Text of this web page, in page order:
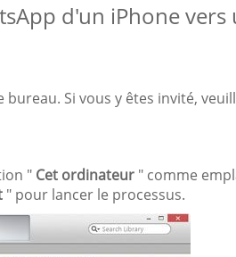
d'un iPhone vers
Si vous y êtes invité,
" Cet ordinateur " comme
" pour lancer le processus.